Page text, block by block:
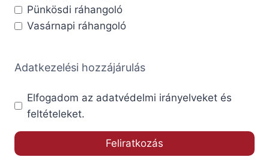
Pünkösdi ráhangoló
Vasárnapi ráhangoló
Adatkezelési hozzájárulás
Elfogadom az adatvédelmi irányelveket és
feltételeket.